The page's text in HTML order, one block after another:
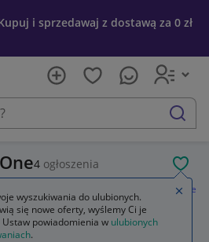
i sprzedawaj z dostawą za 0 zł
szukaj
4 ogłoszenia
Microsoft Xbox One
one
wyszukiwania do ulubionych.
się nowe oferty, wyślemy Ci je
Ustaw powiadomienia w ulubionych
.